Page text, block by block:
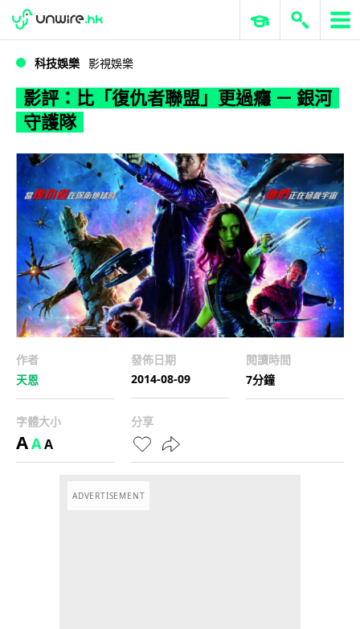
WWDC 2026 ERP 與商業 AI
科技娛樂 影視娛樂
影評：比「復仇者聯盟」更過癮 － 銀河
守護隊
作者
天恩
發佈日期
2014-08-09
閱讀時間
7分鐘
字體大小
AAA
分享
ADVERTISEMENT